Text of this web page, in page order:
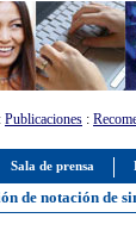
Sala de prensa
Publicaciones :
de notación de